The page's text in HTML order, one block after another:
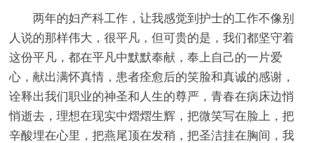
两年的妇产科工作，让我感觉到护士的工作不像别
人说的那样伟大，很平凡，但可贵的是，我们都坚守着
这份平凡，都在平凡中默默奉献，奉上自己的一片爱
心，献出满怀真情，患者痊愈后的笑脸和真诚的感谢，
诠释出我们职业的神圣和人生的尊严，青春在病床边悄
悄逝去，理想在现实中熠熠生辉，把微笑写在脸上，把
辛酸埋在心里，把燕尾顶在发稍，把圣洁挂在胸间，我